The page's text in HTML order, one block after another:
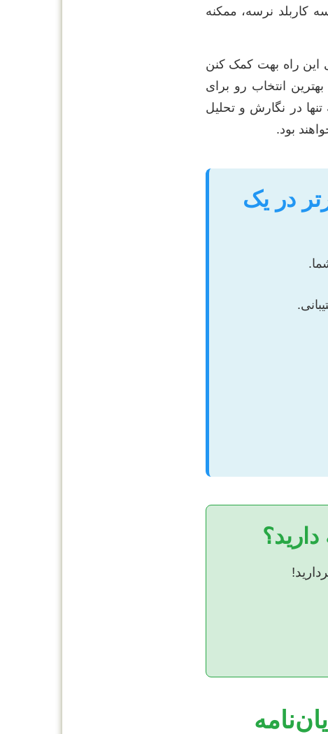
کاربلد نرسه، ممکنه
که می‌تونن توی این راه بهت کمک کنن
انتخاب رو برای
در نگارش و تحلیل
بود.
در یک